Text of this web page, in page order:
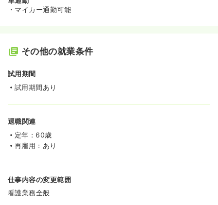
・マイカー通勤可能
その他の就業条件
試用期間
試用期間あり
退職関連
定年：60歳
再雇用：あり
仕事内容の変更範囲
看護業務全般